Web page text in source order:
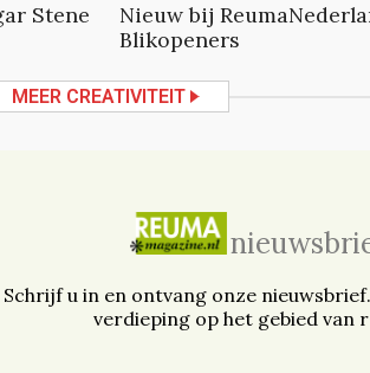
Stene
Nieuw bij
Blikopeners
MEER CREATIVITEIT
Schrijf u in en ontvang onze
verdieping op het gebied van